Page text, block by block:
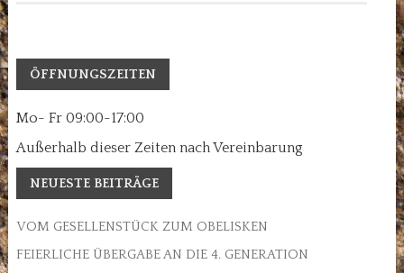
ÖFFNUNGSZEITEN
Mo- Fr 09:00-17:00
Außerhalb dieser Zeiten nach Vereinbarung
NEUESTE BEITRÄGE
VOM GESELLENSTÜCK ZUM OBELISKEN
FEIERLICHE ÜBERGABE AN DIE 4. GENERATION